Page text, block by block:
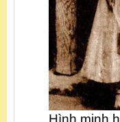
Hình minh